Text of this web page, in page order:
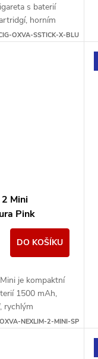
s baterií
horním
ovládáním.
OXVA-SSTICK-X-BLU
Mini
Pink
DO KOŠÍKU
je kompaktní
1500 mAh,
rychlým
5V/2A a cartridgí
NEXLIM-2-MINI-SP